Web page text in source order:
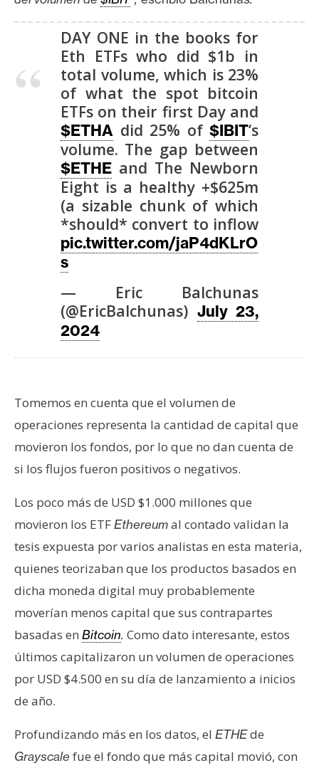
e
m
C
t
o
P
u
l
i
c
i
a
d
DAY ONE in the books for
Eth ETFs who did $1b in
total volume, which is 23%
of what the spot bitcoin
ETFs on their first Day and
$ETHA did 25% of $IBIT‘s
volume. The gap between
$ETHE and The Newborn
Eight is a healthy +$625m
(a sizable chunk of which
*should* convert to inflow
pic.twitter.com/jaP4dKLrO
s
— Eric Balchunas
(@EricBalchunas) July 23,
2024
Tomemos en cuenta que el volumen de
operaciones representa la cantidad de capital que
movieron los fondos, por lo que no dan cuenta de
si los flujos fueron positivos o negativos.
Los poco más de USD $1.000 millones que
movieron los ETFEthereumal contado validan la
tesis expuesta por varios analistas en esta materia,
quienes teorizaban que los productos basados en
dicha moneda digital muy probablemente
moverían menos capital que sus contrapartes
basadas en Bitcoin. Como dato interesante, estos
últimos capitalizaron un volumen de operaciones
por USD $4.500 en su día de lanzamiento a inicios
de año.
Profundizando más en los datos, el ETHEde
Grayscale fue el fondo que más capital movió, con